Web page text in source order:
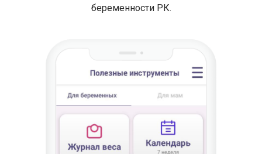
беременности РК.